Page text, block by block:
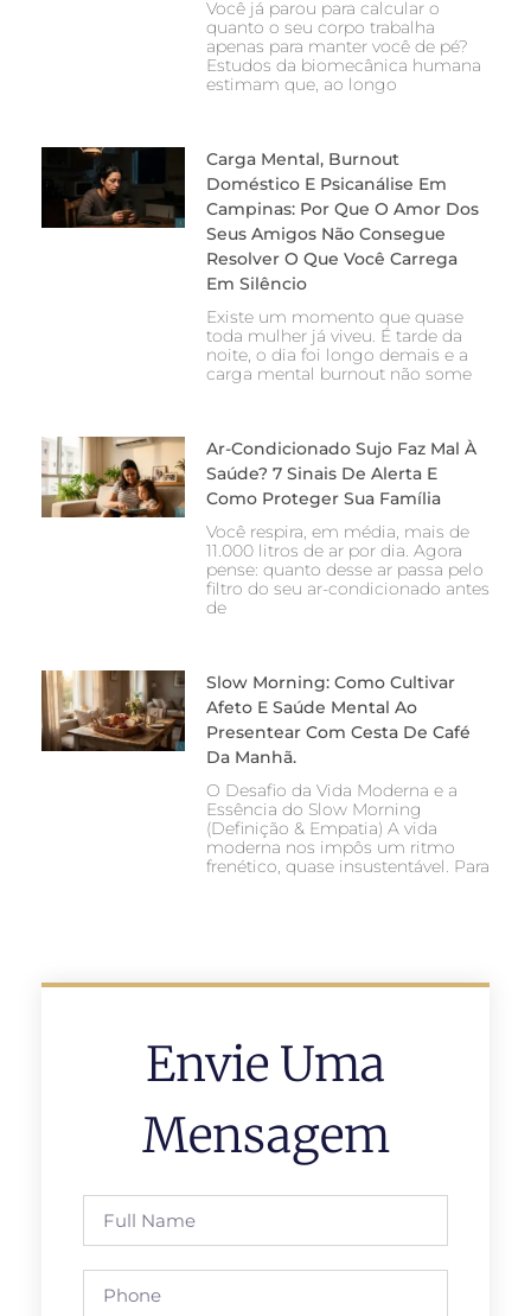
Você já parou para calcular o
quanto o seu corpo trabalha
apenas para manter você de pé?
Estudos da biomecânica humana
estimam que, ao longo
Carga Mental, Burnout
Doméstico E Psicanálise Em
Campinas: Por Que O Amor Dos
Seus Amigos Não Consegue
Resolver O Que Você Carrega
Em Silêncio
Existe um momento que quase
toda mulher já viveu. É tarde da
noite, o dia foi longo demais e a
carga mental burnout não some
Ar-Condicionado Sujo Faz Mal À
Saúde? 7 Sinais De Alerta E
Como Proteger Sua Família
Você respira, em média, mais de
11.000 litros de ar por dia. Agora
pense: quanto desse ar passa pelo
filtro do seu ar-condicionado antes
de
Slow Morning: Como Cultivar
Afeto E Saúde Mental Ao
Presentear Com Cesta De Café
Da Manhã.
O Desafio da Vida Moderna e a
Essência do Slow Morning
(Definição & Empatia) A vida
moderna nos impôs um ritmo
frenético, quase insustentável. Para
Envie Uma
Mensagem